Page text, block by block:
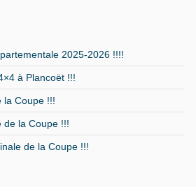
2025-2026 !!!!
à Plancoët !!!
la Coupe !!!
de la Coupe !!!
de la Coupe !!!